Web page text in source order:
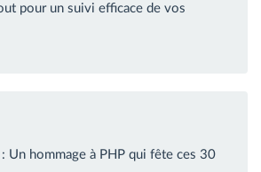
pour un suivi efficace de vos
: Un hommage à PHP qui fête ces 30